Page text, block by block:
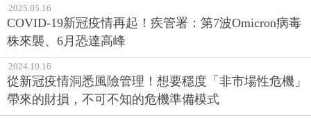
2025.05.16
COVID-19新冠疫情再起！疾管署：第7波Omicron病毒
株來襲、6月恐達高峰
2024.10.16
從新冠疫情洞悉風險管理！想要穩度「非市場性危機」
帶來的財損，不可不知的危機準備模式